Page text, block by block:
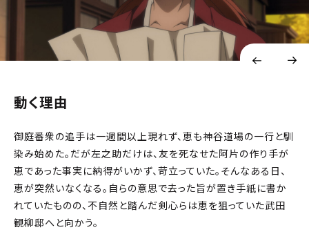
動く理由
御庭番衆の追手は一週間以上現れず、恵も神谷道場の一行と馴
染み始めた。だが左之助だけは、友を死なせた阿片の作り手が
恵であった事実に納得がいかず、苛立っていた。そんなある日、
恵が突然いなくなる。自らの意思で去った旨が置き手紙に書か
れていたものの、不自然と踏んだ剣心らは恵を狙っていた武田
観柳邸へと向かう。